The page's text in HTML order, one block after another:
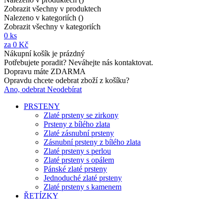
Zobrazit všechny v produktech
Nalezeno v kategoriích ()
Zobrazit všechny v kategoriích
0 ks
za 0 Kč
Nákupní košík je prázdný
Potřebujete poradit? Neváhejte nás kontaktovat.
Dopravu máte ZDARMA
Opravdu chcete odebrat zboží z košíku?
Ano, odebrat Neodebírat
PRSTENY
Zlaté prsteny se zirkony
Prsteny z bílého zlata
Zlaté zásnubní prsteny
Zásnubní prsteny z bílého zlata
Zlaté prsteny s perlou
Zlaté prsteny s opálem
Pánské zlaté prsteny
Jednoduché zlaté prsteny
Zlaté prsteny s kamenem
ŘETÍZKY